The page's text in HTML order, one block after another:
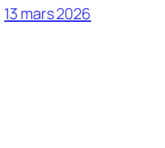
13 mars 2026